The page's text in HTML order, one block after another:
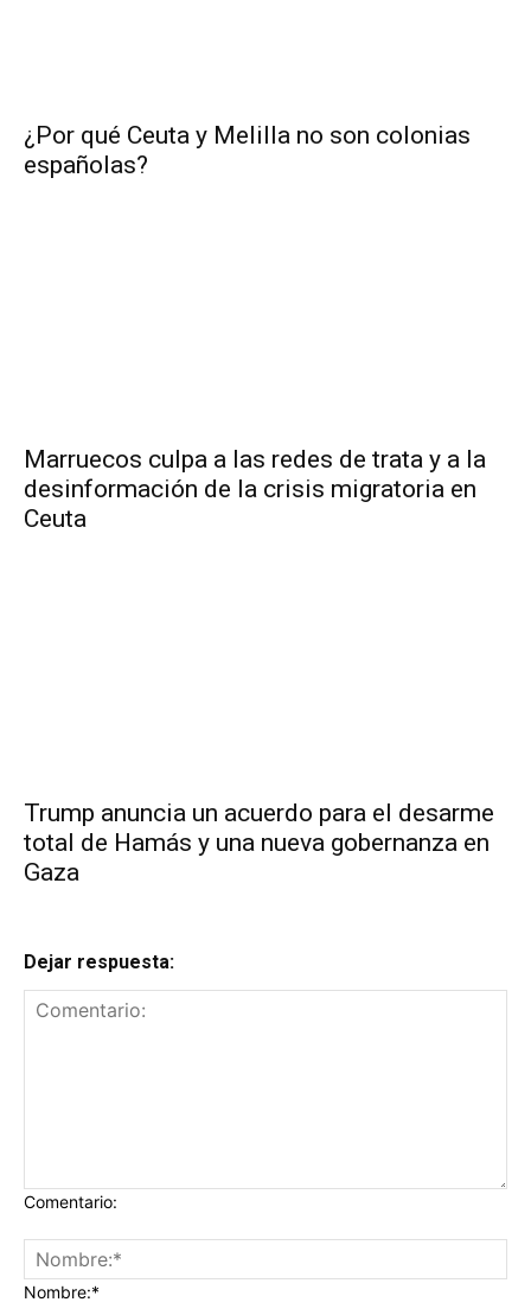
¿Por qué Ceuta y Melilla no son colonias
españolas?
Marruecos culpa a las redes de trata y a la
desinformación de la crisis migratoria en
Ceuta
Trump anuncia un acuerdo para el desarme
total de Hamás y una nueva gobernanza en
Gaza
Dejar respuesta:
Comentario:
Nombre:*